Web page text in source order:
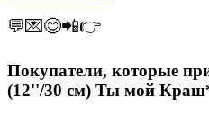
💬💌😊📲👉
Покупатели, которые
(12''/30 см) Ты мой